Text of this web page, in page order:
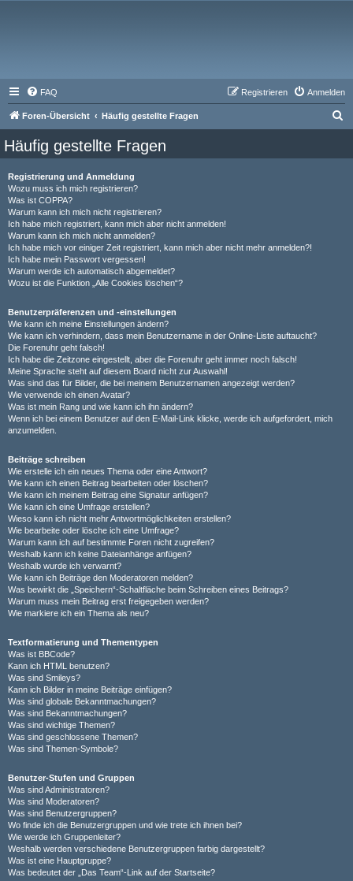
FAQ Anmelden
Registrieren
Foren-Übersicht Häufig gestellte Fragen
Häufig gestellte Fragen
Registrierung und Anmeldung
Wozu muss ich mich registrieren?
Was ist COPPA?
Warum kann ich mich nicht registrieren?
Ich habe mich registriert, kann mich aber nicht anmelden!
Warum kann ich mich nicht anmelden?
Ich habe mich vor einiger Zeit registriert, kann mich aber nicht mehr anmelden?!
Ich habe mein Passwort vergessen!
Warum werde ich automatisch abgemeldet?
Wozu ist die Funktion „Alle Cookies löschen“?
Benutzerpräferenzen und -einstellungen
Wie kann ich meine Einstellungen ändern?
Wie kann ich verhindern, dass mein Benutzername in der Online-Liste auftaucht?
Die Forenuhr geht falsch!
Ich habe die Zeitzone eingestellt, aber die Forenuhr geht immer noch falsch!
Meine Sprache steht auf diesem Board nicht zur Auswahl!
Was sind das für Bilder, die bei meinem Benutzernamen angezeigt werden?
Wie verwende ich einen Avatar?
Was ist mein Rang und wie kann ich ihn ändern?
Wenn ich bei einem Benutzer auf den E-Mail-Link klicke, werde ich aufgefordert, mich
anzumelden.
Beiträge schreiben
Wie erstelle ich ein neues Thema oder eine Antwort?
Wie kann ich einen Beitrag bearbeiten oder löschen?
Wie kann ich meinem Beitrag eine Signatur anfügen?
Wie kann ich eine Umfrage erstellen?
Wieso kann ich nicht mehr Antwortmöglichkeiten erstellen?
Wie bearbeite oder lösche ich eine Umfrage?
Warum kann ich auf bestimmte Foren nicht zugreifen?
Weshalb kann ich keine Dateianhänge anfügen?
Weshalb wurde ich verwarnt?
Wie kann ich Beiträge den Moderatoren melden?
Was bewirkt die „Speichern“-Schaltfläche beim Schreiben eines Beitrags?
Warum muss mein Beitrag erst freigegeben werden?
Wie markiere ich ein Thema als neu?
Textformatierung und Thementypen
Was ist BBCode?
Kann ich HTML benutzen?
Was sind Smileys?
Kann ich Bilder in meine Beiträge einfügen?
Was sind globale Bekanntmachungen?
Was sind Bekanntmachungen?
Was sind wichtige Themen?
Was sind geschlossene Themen?
Was sind Themen-Symbole?
Benutzer-Stufen und Gruppen
Was sind Administratoren?
Was sind Moderatoren?
Was sind Benutzergruppen?
Wo finde ich die Benutzergruppen und wie trete ich ihnen bei?
Wie werde ich Gruppenleiter?
Weshalb werden verschiedene Benutzergruppen farbig dargestellt?
Was ist eine Hauptgruppe?
Was bedeutet der „Das Team“-Link auf der Startseite?